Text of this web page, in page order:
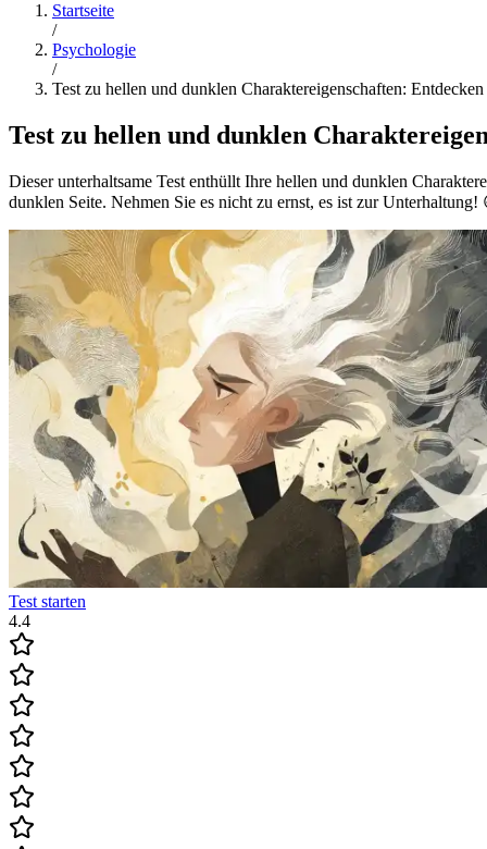
Startseite
/
Psychologie
/
Test zu hellen und dunklen Charaktereigenschaften:
Test zu hellen und dunklen
Dieser unterhaltsame Test enthüllt Ihre hellen und dunklen
dunklen Seite. Nehmen Sie es nicht zu ernst, es ist zur Unterhaltung!
Test starten
4.4